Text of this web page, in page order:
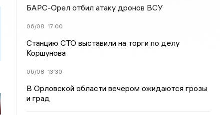
БАРС-Орел отбил атаку дронов ВСУ
06/08 17:00
Станцию СТО выставили на торги по делу
Коршунова
06/08 13:30
В Орловской области вечером ожидаются грозы
и град